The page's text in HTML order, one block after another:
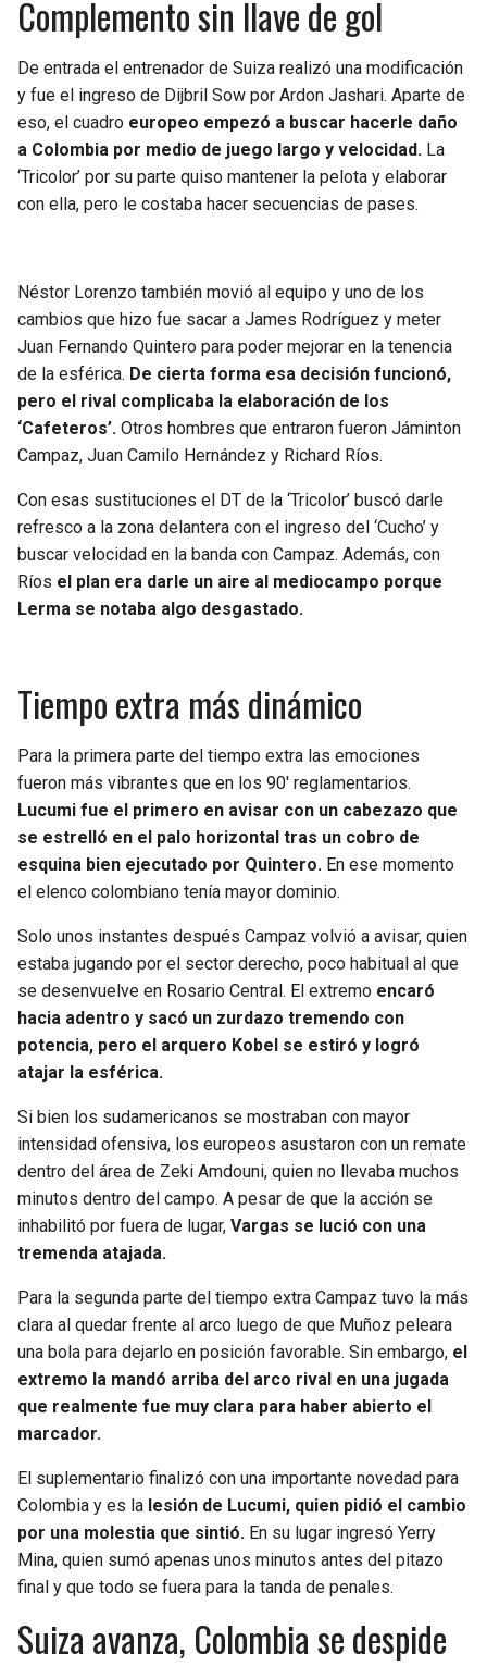
Complemento sin llave de gol
De entrada el entrenador de Suiza realizó una modificación
y fue el ingreso de Dijbril Sow por Ardon Jashari. Aparte de
eso, el cuadro europeo empezó a buscar hacerle daño
a Colombia por medio de juego largo y velocidad. La
‘Tricolor’ por su parte quiso mantener la pelota y elaborar
con ella, pero le costaba hacer secuencias de pases.
Néstor Lorenzo también movió al equipo y uno de los
cambios que hizo fue sacar a James Rodríguez y meter
Juan Fernando Quintero para poder mejorar en la tenencia
de la esférica. De cierta forma esa decisión funcionó,
pero el rival complicaba la elaboración de los
‘Cafeteros’. Otros hombres que entraron fueron Jáminton
Campaz, Juan Camilo Hernández y Richard Ríos.
Con esas sustituciones el DT de la ‘Tricolor’ buscó darle
refresco a la zona delantera con el ingreso del ‘Cucho’ y
buscar velocidad en la banda con Campaz. Además, con
Ríos el plan era darle un aire al mediocampo porque
Lerma se notaba algo desgastado.
Tiempo extra más dinámico
Para la primera parte del tiempo extra las emociones
fueron más vibrantes que en los 90′ reglamentarios.
Lucumi fue el primero en avisar con un cabezazo que
se estrelló en el palo horizontal tras un cobro de
esquina bien ejecutado por Quintero. En ese momento
el elenco colombiano tenía mayor dominio.
Solo unos instantes después Campaz volvió a avisar, quien
estaba jugando por el sector derecho, poco habitual al que
se desenvuelve en Rosario Central. El extremo encaró
hacia adentro y sacó un zurdazo tremendo con
potencia, pero el arquero Kobel se estiró y logró
atajar la esférica.
Si bien los sudamericanos se mostraban con mayor
intensidad ofensiva, los europeos asustaron con un remate
dentro del área de Zeki Amdouni, quien no llevaba muchos
minutos dentro del campo. A pesar de que la acción se
inhabilitó por fuera de lugar, Vargas se lució con una
tremenda atajada.
Para la segunda parte del tiempo extra Campaz tuvo la más
clara al quedar frente al arco luego de que Muñoz peleara
una bola para dejarlo en posición favorable. Sin embargo, el
extremo la mandó arriba del arco rival en una jugada
que realmente fue muy clara para haber abierto el
marcador.
El suplementario finalizó con una importante novedad para
Colombia y es la lesión de Lucumi, quien pidió el cambio
por una molestia que sintió. En su lugar ingresó Yerry
Mina, quien sumó apenas unos minutos antes del pitazo
final y que todo se fuera para la tanda de penales.
Suiza avanza, Colombia se despide